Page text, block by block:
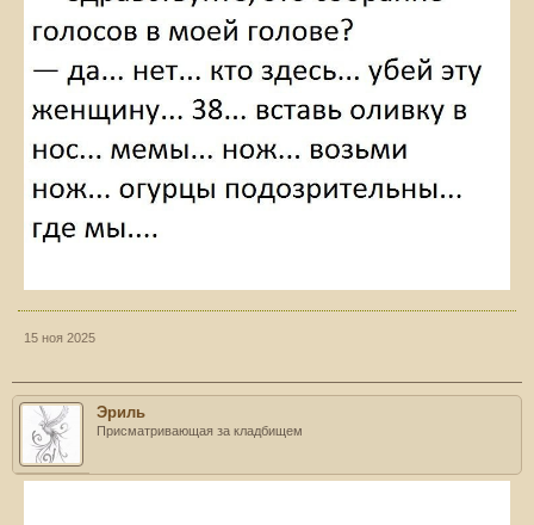
15 ноя 2025
Эриль
Присматривающая за кладбищем